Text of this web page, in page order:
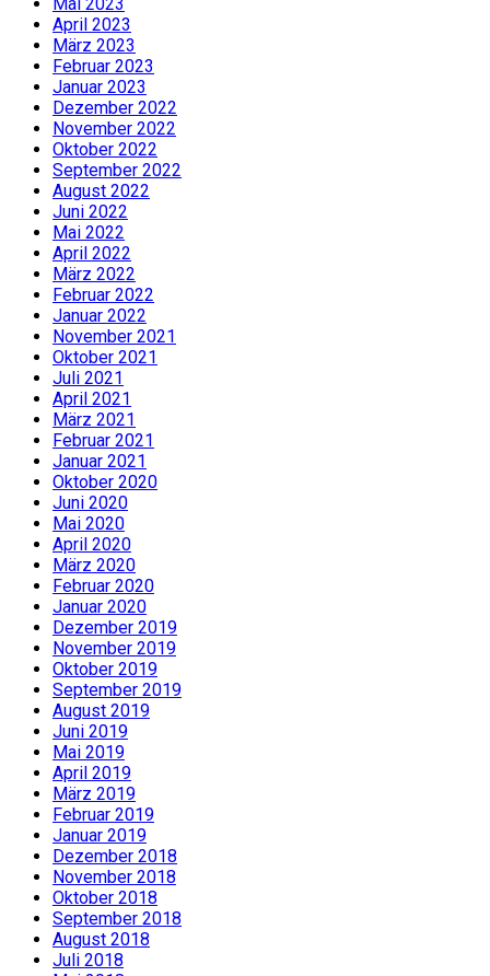
April 2023
März 2023
Februar 2023
Januar 2023
Dezember 2022
November 2022
Oktober 2022
September 2022
August 2022
Juni 2022
Mai 2022
April 2022
März 2022
Februar 2022
Januar 2022
November 2021
Oktober 2021
Juli 2021
April 2021
März 2021
Februar 2021
Januar 2021
Oktober 2020
Juni 2020
Mai 2020
April 2020
März 2020
Februar 2020
Januar 2020
Dezember 2019
November 2019
Oktober 2019
September 2019
August 2019
Juni 2019
Mai 2019
April 2019
März 2019
Februar 2019
Januar 2019
Dezember 2018
November 2018
Oktober 2018
September 2018
August 2018
Juli 2018